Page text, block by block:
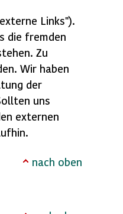
Links").
die fremden
Zu
Wir haben
der
uns
externen
nach oben